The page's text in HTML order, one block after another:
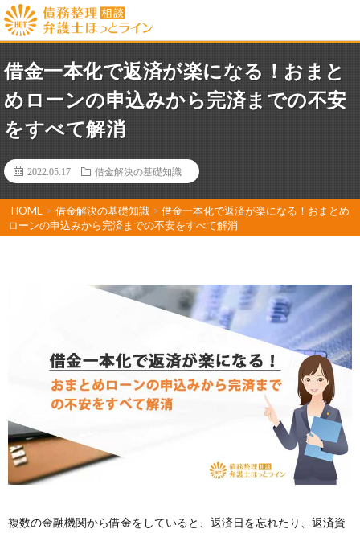
借金一本化で返済が楽になる！おまと
めローンの申込みから完済までの不安
をすべて解消
2022.05.17 借金解決の基礎知識
HOME > 借金解決の基礎知識 > 借金一本化で返済が楽になる！おまとめ
ローンの申込みから完済までの不安をすべて解消
複数の金融機関から借金をしていると、返済日を忘れたり、返済資